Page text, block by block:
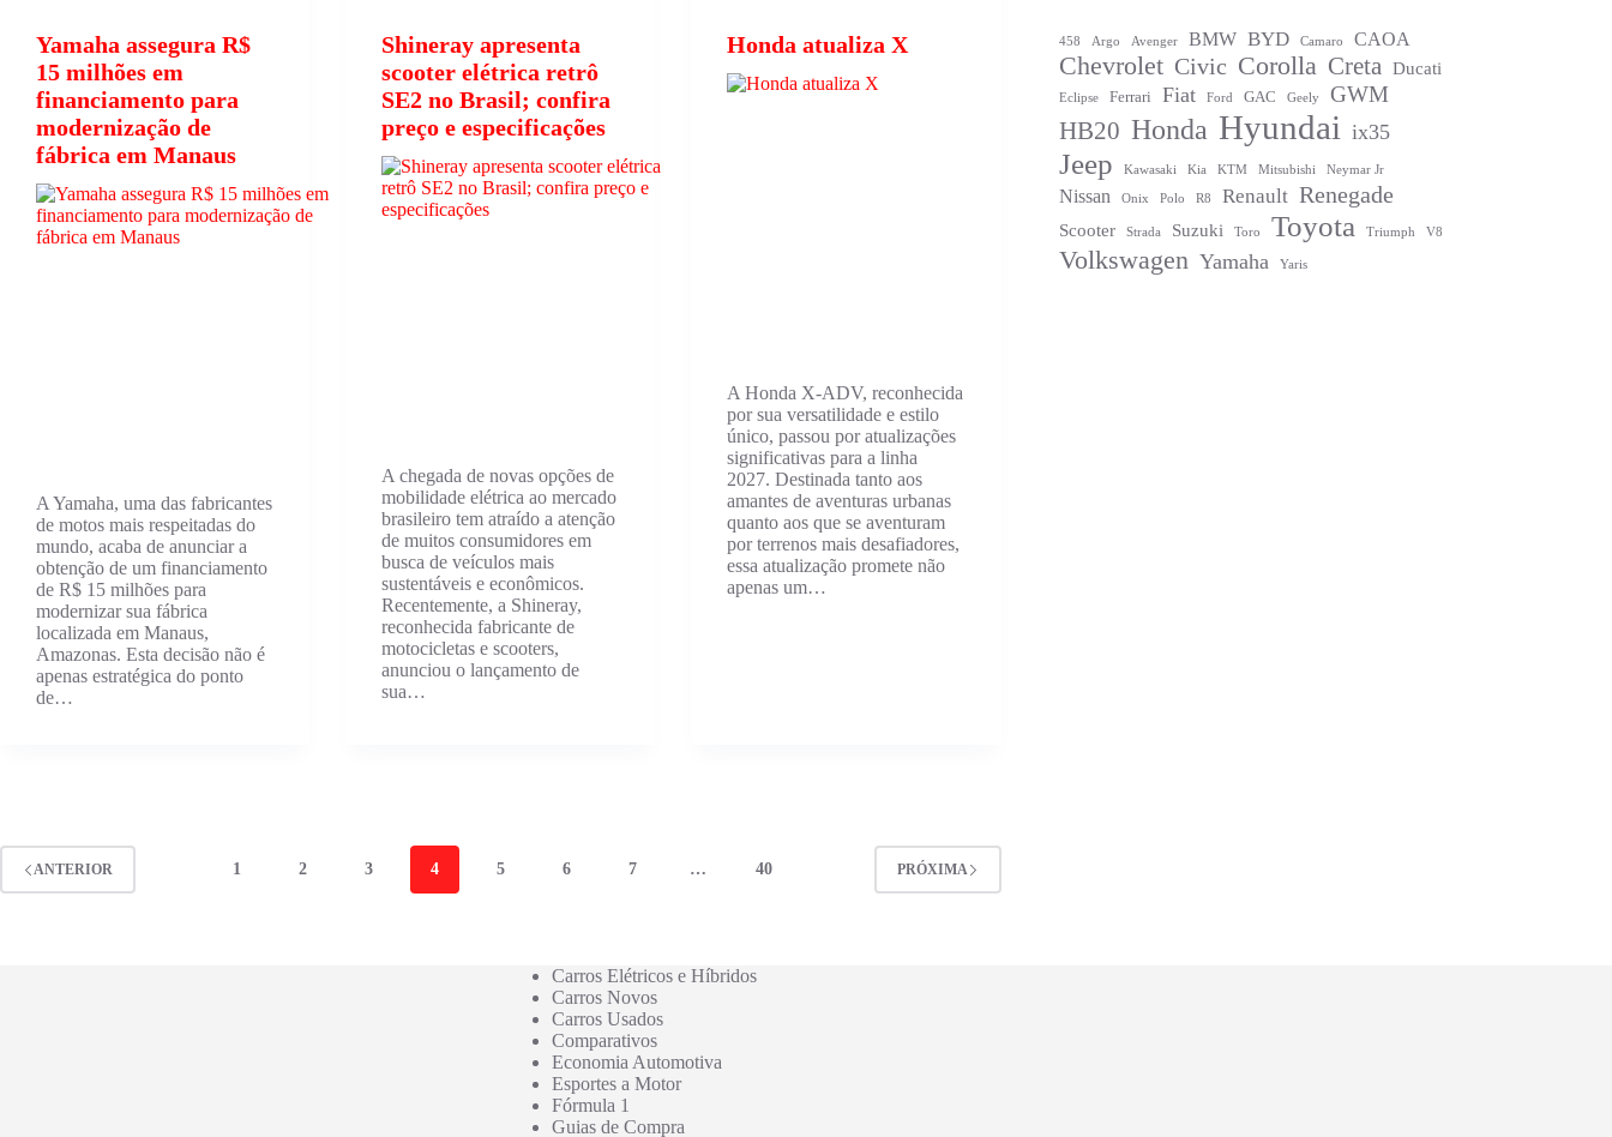
Yamaha assegura R$
15 milhões em
financiamento para
modernização de
fábrica em Manaus
A Yamaha, uma das fabricantes
de motos mais respeitadas do
mundo, acaba de anunciar a
obtenção de um financiamento
de R$ 15 milhões para
modernizar sua fábrica
localizada em Manaus,
Amazonas. Esta decisão não é
apenas estratégica do ponto
de…
Shineray apresenta
scooter elétrica retrô
SE2 no Brasil; confira
preço e especificações
A chegada de novas opções de
mobilidade elétrica ao mercado
brasileiro tem atraído a atenção
de muitos consumidores em
busca de veículos mais
sustentáveis e econômicos.
Recentemente, a Shineray,
reconhecida fabricante de
motocicletas e scooters,
anunciou o lançamento de
sua…
Honda atualiza X
A Honda X-ADV, reconhecida
por sua versatilidade e estilo
único, passou por atualizações
significativas para a linha
2027. Destinada tanto aos
amantes de aventuras urbanas
quanto aos que se aventuram
por terrenos mais desafiadores,
essa atualização promete não
apenas um…
ANTERIOR 1 2 3 4 5 6 7 … 40 PRÓXIMA
458 Argo Avenger BMW BYD Camaro CAOA
Chevrolet Civic Corolla Creta Ducati
Eclipse Ferrari Fiat Ford GAC Geely GWM
HB20 Honda Hyundai ix35
Jeep Kawasaki Kia KTM Mitsubishi Neymar Jr
Nissan Onix Polo R8 Renault Renegade
Scooter Strada Suzuki Toro Toyota Triumph V8
Volkswagen Yamaha Yaris
Carros Elétricos e Híbridos
Carros Novos
Carros Usados
Comparativos
Economia Automotiva
Esportes a Motor
Fórmula 1
Guias de Compra